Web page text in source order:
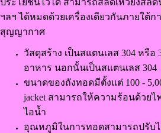
ประโยชน์ไว้ได้ สามารถสลัดเหวี่ยงสลั
ฯลฯ ได้หมดด้วยเครื่องเดียวกันภายใต้ก
สุญญากาศ
วัสดุสร้าง เป็นสแตนเลส 304 หรือ
อาหาร นอกนั้นเป็นสแตนเลส 304
ขนาดของถังทอดมีตั้งแต่ 100 -
jacket สามารถให้ความร้อนด้วยไ
ไอน้ำ
อุณหภูมิในการทอดสามารถปรับไ